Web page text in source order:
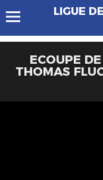
LIGUE
ECOUPE
THOMAS